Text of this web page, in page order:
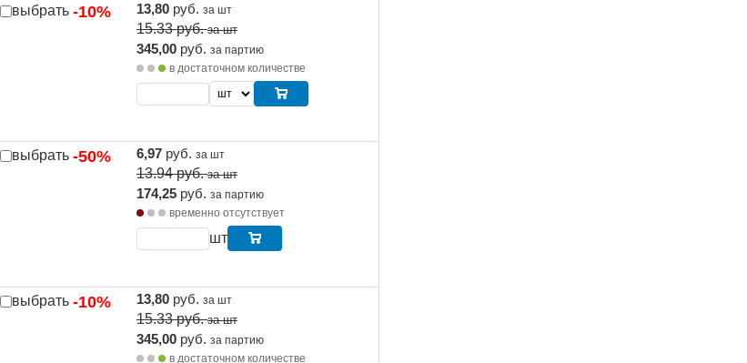
-10%
выбрать 13,80 руб. за шт
15.33руб. за шт
345,00 руб. за партию
в достаточном количестве
-50%
выбрать 6,97 руб. за шт
13.94руб. за шт
174,25 руб. за партию
временно отсутствует
шт
-10%
выбрать 13,80 руб. за шт
15.33руб. за шт
345,00 руб. за партию
в достаточном количестве